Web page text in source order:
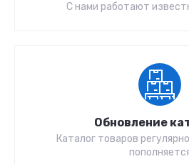
С нами работают
Обновление
Каталог товаров